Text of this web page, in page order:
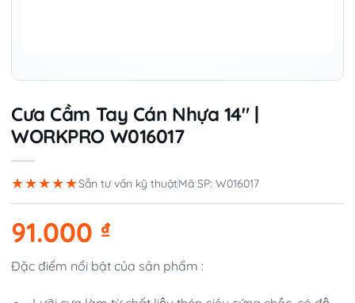
Cưa Cầm Tay Cán Nhựa 14″ |
WORKPRO W016017
★★★★★Sẵn tư vấn kỹ thuậtMã SP: W016017
91.000 ₫
Đặc điểm nổi bật của sản phẩm :